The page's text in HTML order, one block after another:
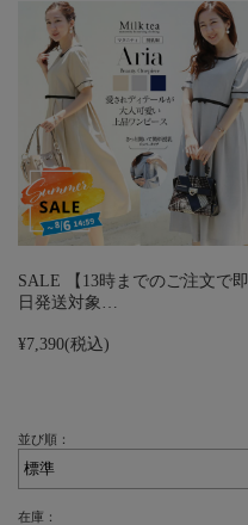
SALE 【13時までのご注文で即
日発送対象…
¥7,390(税込)
並び順：
在庫：